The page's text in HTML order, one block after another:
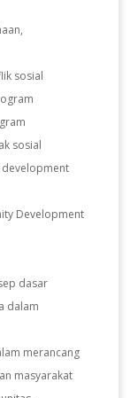
sosial
sosial
development
Development
dasar
dalam
merancang
masyarakat